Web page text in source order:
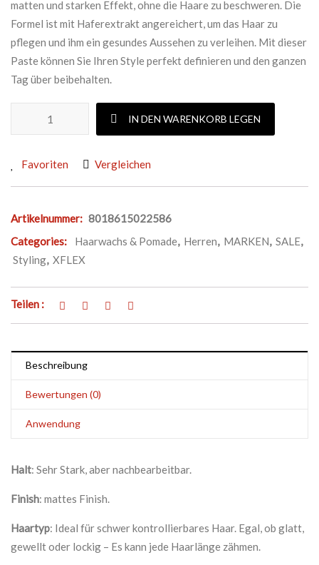
matten und starken Effekt, ohne die Haare zu beschweren. Die
Formel ist mit Haferextrakt angereichert, um das Haar zu
pflegen und ihm ein gesundes Aussehen zu verleihen. Mit dieser
Paste können Sie Ihren Style perfekt definieren und den ganzen
Tag über beibehalten.
XFLEX MATTE HOLDING PASTE Menge
IN DEN WARENKORB LEGEN
Favoriten Vergleichen
Artikelnummer: 8018615022586
Categories:
Haarwachs & Pomade, Herren, MARKEN, SALE,
Styling, XFLEX
Teilen :
Beschreibung
Bewertungen (0)
Anwendung
Halt: Sehr Stark, aber nachbearbeitbar.
Finish: mattes Finish.
Haartyp: Ideal für schwer kontrollierbares Haar. Egal, ob glatt,
gewellt oder lockig – Es kann jede Haarlänge zähmen.